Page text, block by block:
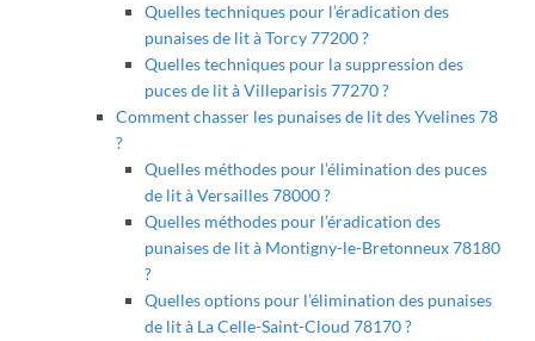
Quelles techniques pour l’éradication des
punaises de lit à Torcy 77200 ?
Quelles techniques pour la suppression des
puces de lit à Villeparisis 77270 ?
Comment chasser les punaises de lit des Yvelines 78
?
Quelles méthodes pour l’élimination des puces
de lit à Versailles 78000 ?
Quelles méthodes pour l’éradication des
punaises de lit à Montigny-le-Bretonneux 78180
?
Quelles options pour l’élimination des punaises
de lit à La Celle-Saint-Cloud 78170 ?